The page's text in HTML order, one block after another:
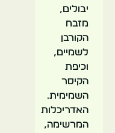
יבולים,
מזבח
הקורבן
לשמיים,
וכיפת
הקיסר
השמימית.
האדריכלות
המרשימה,